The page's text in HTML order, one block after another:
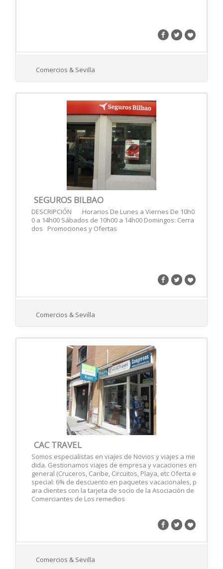
Comercios & Sevilla
SEGUROS BILBAO
DESCRIPCIÓN Horarios De Lunes a Viernes De 10h0
0 a 14h00 Sábados de 10h00 a 14h00 Domingos: Cerra
dos Promociones y Ofertas
Comercios & Sevilla
CAC TRAVEL
Somos especialistas en viajes de Novios y viajes a me
dida. Gestionamos viajes de empresa y vacaciones en
general (Cruceros, Caribe, Circuitos, Playa, etc Oferta e
special: 6% de descuento en paquetes vacacionales, p
ara clientes con la tarjeta de socio de la Asociación de
Comerciantes de Los remedios
Comercios & Sevilla